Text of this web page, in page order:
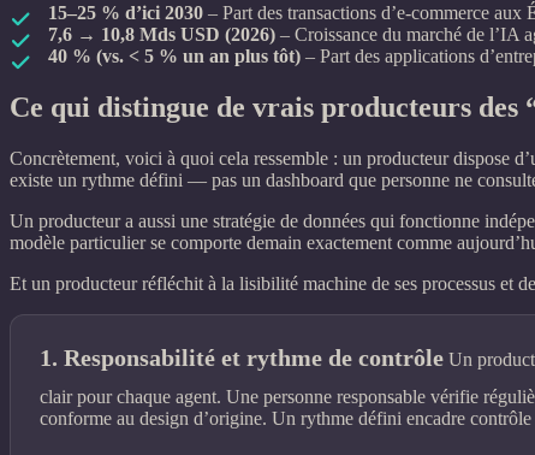
15–25 % d’ici 2030 – Part des transactions d’e‑commerce aux
7,6 → 10,8 Mds USD (2026) – Croissance du marché de l’IA
40 % (vs. < 5 % un an plus tôt) – Part des applications
Ce qui distingue de vrais producteurs des
Concrètement, voici à quoi cela ressemble : un producteur dispose
existe un rythme défini — pas un dashboard que personne ne
Un producteur a aussi une stratégie de données qui fonctionne
modèle particulier se comporte demain exactement comme
Et un producteur réfléchit à la lisibilité machine de ses processus et
Responsabilité et rythme de contrôle Un
clair pour chaque agent. Une personne responsable vérifie
conforme au design d’origine. Un rythme défini encadre